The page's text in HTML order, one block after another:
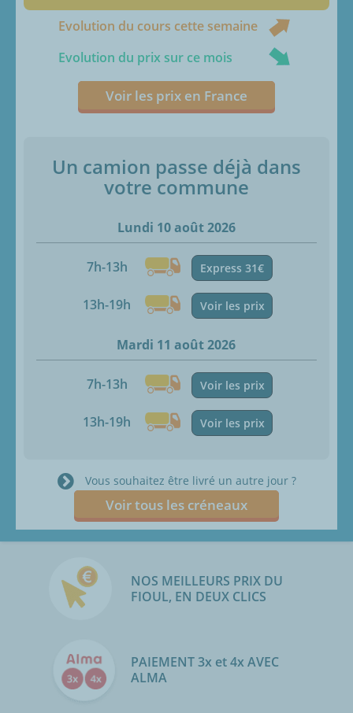
Evolution du cours cette semaine
Evolution du prix sur ce mois
Voir les prix en France
Un camion passe déjà dans
votre commune
Lundi 10 août 2026
7h-13h Express 31€
13h-19h Voir les prix
Mardi 11 août 2026
7h-13h Voir les prix
13h-19h Voir les prix
Vous souhaitez être livré un autre jour ?
Voir tous les créneaux
NOS MEILLEURS PRIX DU
FIOUL, EN DEUX CLICS
PAIEMENT 3x et 4x AVEC
ALMA